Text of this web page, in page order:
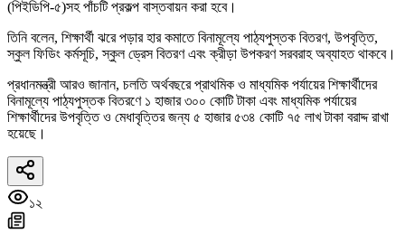
(পিইডিপি-৫)সহ পাঁচটি প্রকল্প বাস্তবায়ন করা হবে।
তিনি বলেন, শিক্ষার্থী ঝরে পড়ার হার কমাতে বিনামূল্যে পাঠ্যপুস্তক বিতরণ, উপবৃত্তি,
স্কুল ফিডিং কর্মসূচি, স্কুল ড্রেস বিতরণ এবং ক্রীড়া উপকরণ সরবরাহ অব্যাহত থাকবে।
প্রধানমন্ত্রী আরও জানান, চলতি অর্থবছরে প্রাথমিক ও মাধ্যমিক পর্যায়ের শিক্ষার্থীদের
বিনামূল্যে পাঠ্যপুস্তক বিতরণে ১ হাজার ৩০০ কোটি টাকা এবং মাধ্যমিক পর্যায়ের
শিক্ষার্থীদের উপবৃত্তি ও মেধাবৃত্তির জন্য ৫ হাজার ৫৩৪ কোটি ৭৫ লাখ টাকা বরাদ্দ রাখা
হয়েছে।
১২